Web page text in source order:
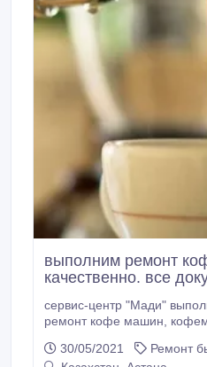
выполним ремонт
качественно. все
сервис-центр "Мади"
ремонт кофе машин, кофемолок а также другой
Наличный и безналичный
30/05/2021
Ремонт